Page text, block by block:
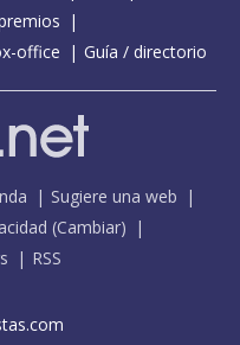
office Guía / directorio
Sugiere una web
(Cambiar)
RSS